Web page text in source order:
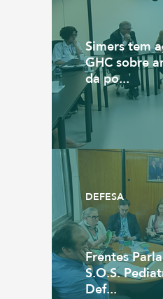
Simers tem
GHC sobre
da po...
DEFESA
Frentes
S.O.S.
Def...